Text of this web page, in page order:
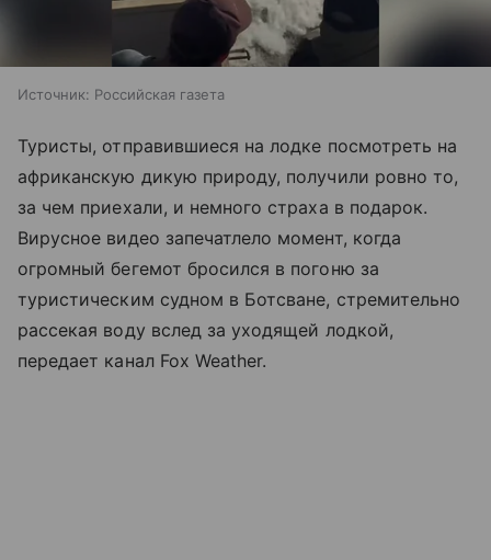
Источник: Российская газета
Туристы, отправившиеся на лодке посмотреть на
африканскую дикую природу, получили ровно то,
за чем приехали, и немного страха в подарок.
Вирусное видео запечатлело момент, когда
огромный бегемот бросился в погоню за
туристическим судном в Ботсване, стремительно
рассекая воду вслед за уходящей лодкой,
передает канал Fox Weather.